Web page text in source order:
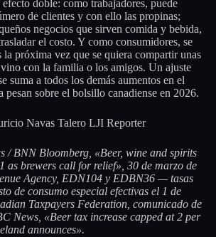
doble: como trabajadores, puede
de clientes y con ello las propinas;
negocios que sirven comida y bebida,
el costo. Y como consumidores, se
la próxima vez que se quiera compartir unas
con la familia o los amigos. Un ajuste
suma a todos los demás aumentos en el
pesan sobre el bolsillo canadiense en 2026.
Navas Talero LJI Reporter
/ BNN Bloomberg, «Beer, wine and spirits
as brewers call for relief», 30 de marzo de
Agency, EDN104 y EDBN36 — tasas
de consumo especial efectivas el 1 de
Taxpayers Federation, comunicado de
News, «Beer tax increase capped at 2 per
announces».